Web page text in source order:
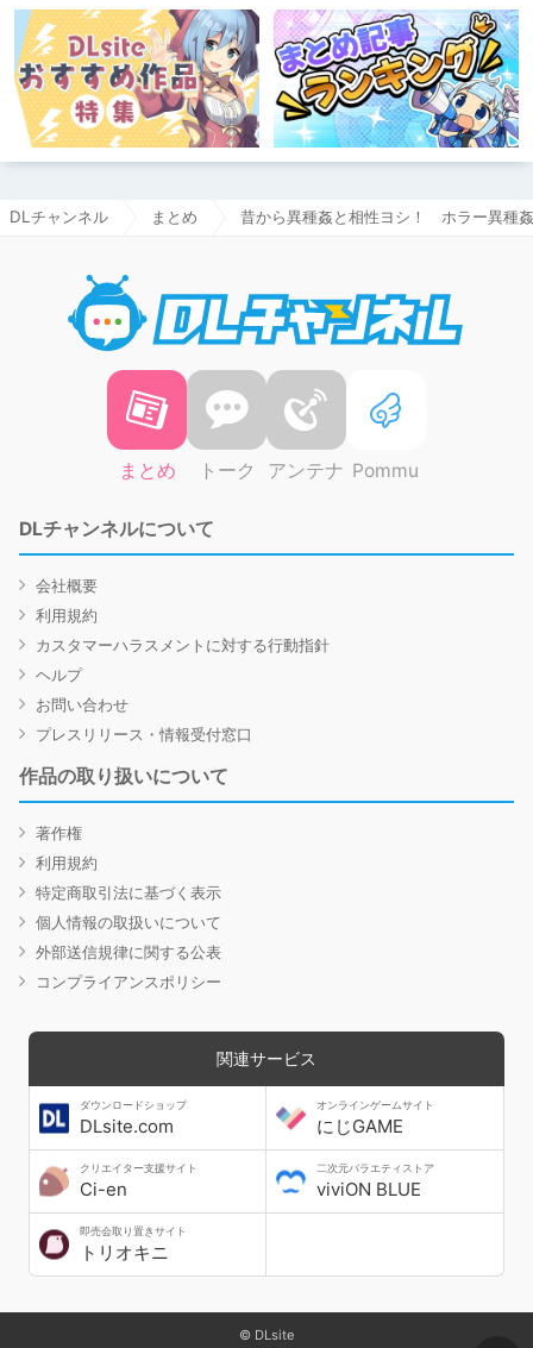
DLチャンネル まとめ 昔から異種姦と相性ヨシ！ ホラー異種
まとめ トーク アンテナ Pommu
DLチャンネルについて
会社概要
利用規約
カスタマーハラスメントに対する行動指針
ヘルプ
お問い合わせ
プレスリリース・情報受付窓口
作品の取り扱いについて
著作権
利用規約
特定商取引法に基づく表示
個人情報の取扱いについて
外部送信規律に関する公表
コンプライアンスポリシー
関連サービス
ダウンロードショップ
DLsite.com
オンラインゲームサイト
にじGAME
クリエイター支援サイト
Ci-en
二次元バラエティストア
viviON BLUE
即売会取り置きサイト
トリオキニ
© DLsite